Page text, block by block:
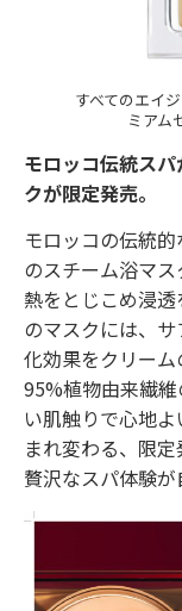
すべてのエイ
ミアム
モロッコ伝統ス
クが限定発売。
モロッコの伝統
のスチーム浴マス
熱をとじこめ浸
のマスクには、
化効果をクリーム
95%植物由来繊
い肌触りで心地
まれ変わる、限定
贅沢なスパ体験が